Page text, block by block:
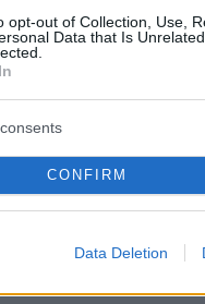
opt-out of Collection, Use,
Data that Is
CONFIRM
Data Deletion
Θεσσαλίας, η
30 συνεχόμενες
πληροφορίες
protothema.gr στο